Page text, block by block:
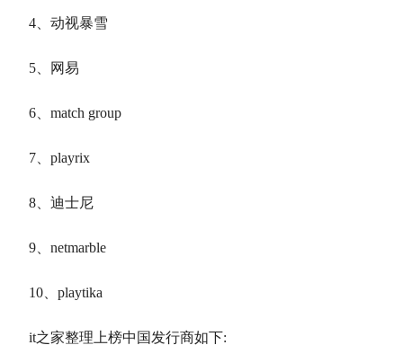
4、动视暴雪
5、网易
6、match group
7、playrix
8、迪士尼
9、netmarble
10、playtika
it之家整理上榜中国发行商如下: